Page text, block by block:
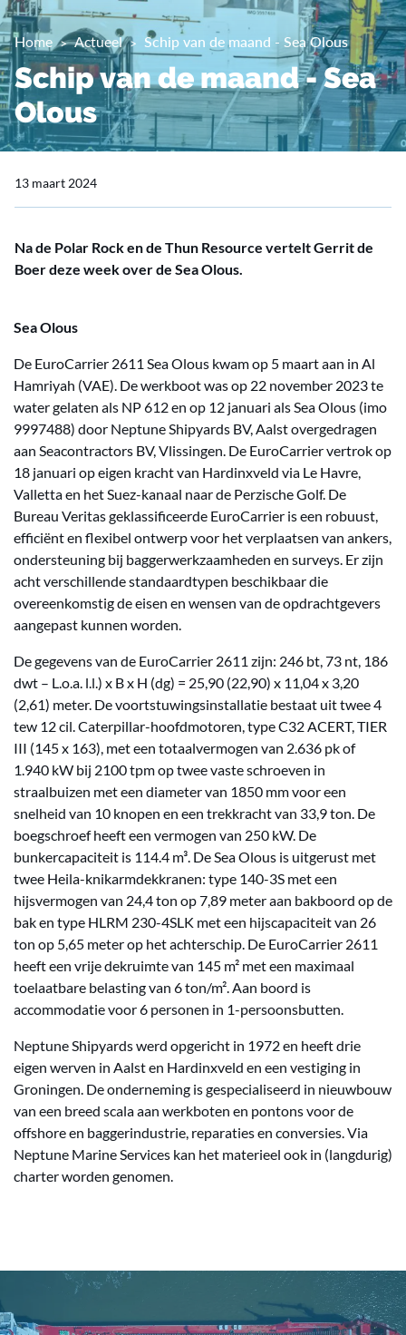
Home Actueel Schip van de maand - Sea Olous
Schip van de maand - Sea
Olous
13 maart 2024
Na de Polar Rock en de Thun Resource vertelt Gerrit de
Boer deze week over de Sea Olous.
Sea Olous
De EuroCarrier 2611 Sea Olous kwam op 5 maart aan in Al
Hamriyah (VAE). De werkboot was op 22 november 2023 te
water gelaten als NP 612 en op 12 januari als Sea Olous (imo
9997488) door Neptune Shipyards BV, Aalst overgedragen
aan Seacontractors BV, Vlissingen. De EuroCarrier vertrok op
18 januari op eigen kracht van Hardinxveld via Le Havre,
Valletta en het Suez-kanaal naar de Perzische Golf. De
Bureau Veritas geklassificeerde EuroCarrier is een robuust,
efficiënt en flexibel ontwerp voor het verplaatsen van ankers,
ondersteuning bij baggerwerkzaamheden en surveys. Er zijn
acht verschillende standaardtypen beschikbaar die
overeenkomstig de eisen en wensen van de opdrachtgevers
aangepast kunnen worden.
De gegevens van de EuroCarrier 2611 zijn: 246 bt, 73 nt, 186
dwt – L.o.a. l.l.) x B x H (dg) = 25,90 (22,90) x 11,04 x 3,20
(2,61) meter. De voortstuwingsinstallatie bestaat uit twee 4
tew 12 cil. Caterpillar-hoofdmotoren, type C32 ACERT, TIER
III (145 x 163), met een totaalvermogen van 2.636 pk of
1.940 kW bij 2100 tpm op twee vaste schroeven in
straalbuizen met een diameter van 1850 mm voor een
snelheid van 10 knopen en een trekkracht van 33,9 ton. De
boegschroef heeft een vermogen van 250 kW. De
bunkercapaciteit is 114.4 m³. De Sea Olous is uitgerust met
twee Heila-knikarmdekkranen: type 140-3S met een
hijsvermogen van 24,4 ton op 7,89 meter aan bakboord op de
bak en type HLRM 230-4SLK met een hijscapaciteit van 26
ton op 5,65 meter op het achterschip. De EuroCarrier 2611
heeft een vrije dekruimte van 145 m² met een maximaal
toelaatbare belasting van 6 ton/m². Aan boord is
accommodatie voor 6 personen in 1-persoonsbutten.
Neptune Shipyards werd opgericht in 1972 en heeft drie
eigen werven in Aalst en Hardinxveld en een vestiging in
Groningen. De onderneming is gespecialiseerd in nieuwbouw
van een breed scala aan werkboten en pontons voor de
offshore en baggerindustrie, reparaties en conversies. Via
Neptune Marine Services kan het materieel ook in (langdurig)
charter worden genomen.